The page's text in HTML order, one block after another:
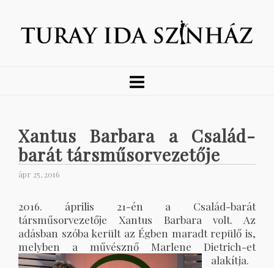
Xantus Barbara a Család-
barát társműsorvezetője
ápr 25, 2016
2016. április 21-én a Család-barát
társműsorvezetője Xantus Barbara volt. Az
adásban szóba került az Égben maradt repülő is,
melyben a művésznő Marlene Dietrich-et
alakítja.